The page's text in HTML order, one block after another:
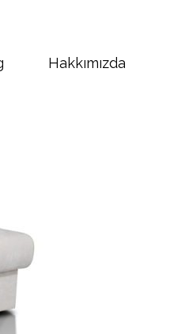
Hakkımızda